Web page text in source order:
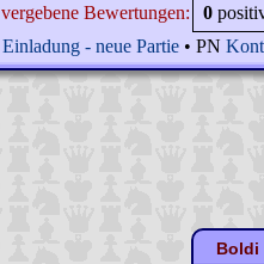
vergebene Bewertungen:
0
Einladung - neue Partie • PN
Boldi